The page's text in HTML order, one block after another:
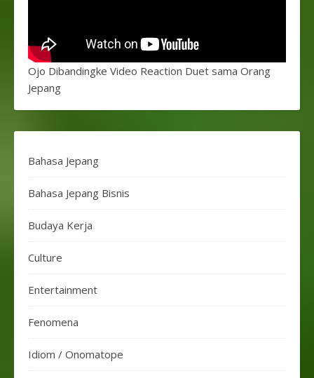
Ojo Dibandingke Video Reaction Duet sama Orang
Jepang
Bahasa Jepang
Bahasa Jepang Bisnis
Budaya Kerja
Culture
Entertainment
Fenomena
Idiom / Onomatope